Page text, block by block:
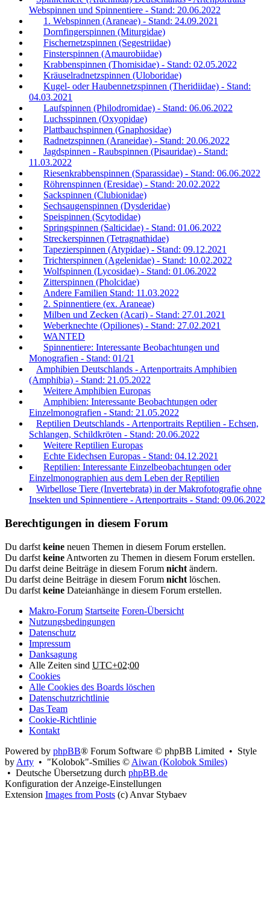
Webspinnen und Spinnentiere - Stand: 20.06.2022
1. Webspinnen (Araneae) - Stand: 24.09.2021
Dornfingerspinnen (Miturgidae)
Fischernetzspinnen (Segestriidae)
Finsterspinnen (Amaurobiidae)
Krabbenspinnen (Thomisidae) - Stand: 02.05.2022
Kräuselradnetzspinnen (Uloboridae)
Kugel- oder Haubennetzspinnen (Theridiidae) - Stand:
04.03.2021
Laufspinnen (Philodromidae) - Stand: 06.06.2022
Luchsspinnen (Oxyopidae)
Plattbauchspinnen (Gnaphosidae)
Radnetzspinnen (Araneidae) - Stand: 20.06.2022
Jagdspinnen - Raubspinnen (Pisauridae) - Stand:
11.03.2022
Riesenkrabbenspinnen (Sparassidae) - Stand: 06.06.2022
Röhrenspinnen (Eresidae) - Stand: 20.02.2022
Sackspinnen (Clubionidae)
Sechsaugenspinnen (Dysderidae)
Speispinnen (Scytodidae)
Springspinnen (Salticidae) - Stand: 01.06.2022
Streckerspinnen (Tetragnathidae)
Tapezierspinnen (Atypidae) - Stand: 09.12.2021
Trichterspinnen (Agelenidae) - Stand: 10.02.2022
Wolfspinnen (Lycosidae) - Stand: 01.06.2022
Zitterspinnen (Pholcidae)
Andere Familien Stand: 11.03.2022
2. Spinnentiere (ex. Araneae)
Milben und Zecken (Acari) - Stand: 27.01.2021
Weberknechte (Opiliones) - Stand: 27.02.2021
WANTED
Spinnentiere: Interessante Beobachtungen und
Monografien - Stand: 01/21
Amphibien Deutschlands - Artenportraits Amphibien
(Amphibia) - Stand: 21.05.2022
Weitere Amphibien Europas
Amphibien: Interessante Beobachtungen oder
Einzelmonografien - Stand: 21.05.2022
Reptilien Deutschlands - Artenportraits Reptilien - Echsen,
Schlangen, Schildkröten - Stand: 20.06.2022
Weitere Reptilien Europas
Echte Eidechsen Europas - Stand: 04.12.2021
Reptilien: Interessante Einzelbeobachtungen oder
Einzelmonographien aus dem Leben der Reptilien
Wirbellose Tiere (Invertebrata) in der Makrofotografie ohne
Insekten und Spinnentiere - Artenportraits - Stand: 09.06.2022
Berechtigungen in diesem Forum
Du darfst keine neuen Themen in diesem Forum erstellen.
Du darfst keine Antworten zu Themen in diesem Forum erstellen.
Du darfst deine Beiträge in diesem Forum nicht ändern.
Du darfst deine Beiträge in diesem Forum nicht löschen.
Du darfst keine Dateianhänge in diesem Forum erstellen.
Makro-Forum Startseite Foren-Übersicht
Nutzungsbedingungen
Datenschutz
Impressum
Danksagung
Alle Zeiten sind UTC+02:00
Cookies
Alle Cookies des Boards löschen
Datenschutzrichtlinie
Das Team
Cookie-Richtlinie
Kontakt
Powered by phpBB® Forum Software © phpBB Limited • Style
by Arty • "Kolobok"-Smilies © Aiwan (Kolobok Smiles)
• Deutsche Übersetzung durch phpBB.de
Konfiguration der Anzeige-Einstellungen
Extension Images from Posts (c) Anvar Stybaev